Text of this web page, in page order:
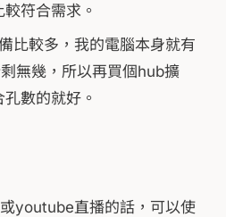
符合需求。
比較多，我的電腦本身就有
無幾，所以再買個hub擴
數的就好。
youtube直播的話，可以使